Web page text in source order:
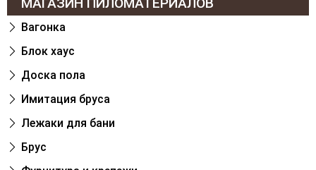
Вагонка
Блок хаус
Доска пола
Имитация бруса
Лежаки для бани
Брус